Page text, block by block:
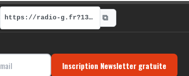
https://radio-g.fr?13708 ⧉
Inscription Newsletter gratuite